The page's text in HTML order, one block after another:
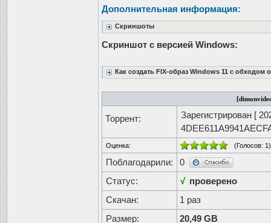
Дополнительная информация:
Скриншоты
Скриншот с версией Windows:
Как создать FIX-образ Windows 11 с обходом
Торрент: Зарегистрирован [
Оценка: (Голосов: 1)
Поблагодарили:
0
Статус:
√ проверено
Скачан:
1 раз
Размер:
20,49 GB